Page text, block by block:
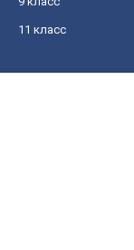
11 класс